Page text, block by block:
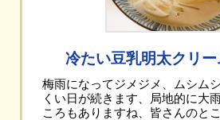
冷たい豆乳明太クリー
梅雨になってジメジメ、ムシム
くい日が続きます、局地的に大
ころもありますね、皆さんのと